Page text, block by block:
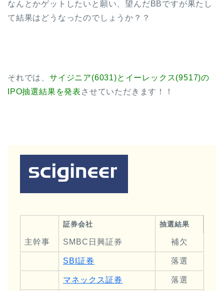
なんとかゲットしたいと願い、望んだBBですが果たし
て結果はどうなったのでしょうか？？
それでは、 サイジニア(6031)とイーレックス(9517)の
IPO抽選結果を発表 させていただきます！！
証券会社 抽選結果
主幹事 SMBC日興証券 補欠
SBI証券 落選
マネックス証券 落選